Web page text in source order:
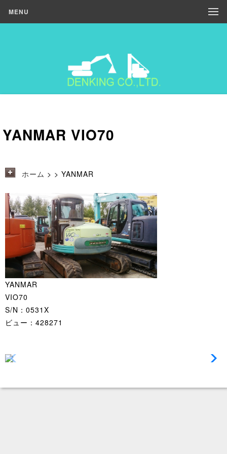
MENU
YANMAR VIO70
ホーム > > YANMAR
YANMAR
VIO70
S/N：0531X
ビュー：428271